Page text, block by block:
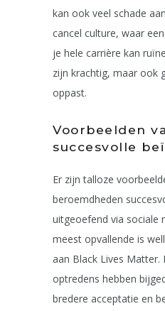
kan ook veel schade
cancel culture, waar
je hele carrière kan
zijn krachtig, maar ook
oppast.
Voorbeelden
succesvolle
Er zijn talloze
beroemdheden
uitgeoefend via sociale
meest opvallende is
aan Black Lives Matter.
optredens hebben
bredere acceptatie en